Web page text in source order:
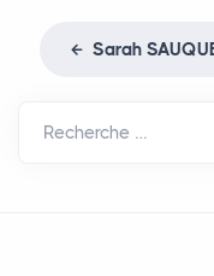
Sarah
Recherche …